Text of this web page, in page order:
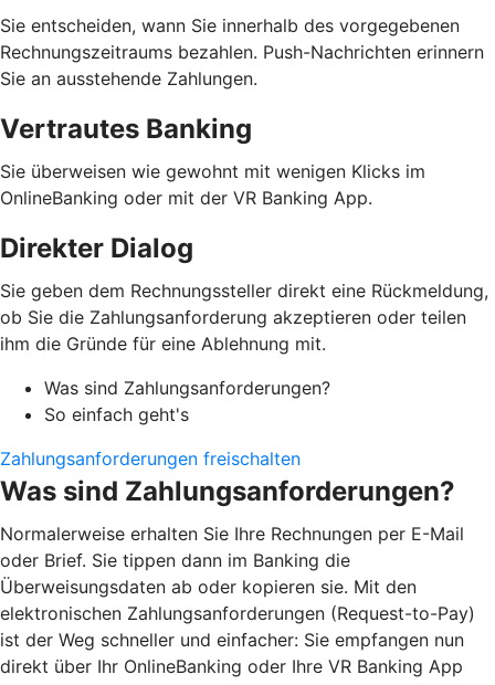
Sie entscheiden, wann Sie innerhalb des vorgegebenen
Rechnungszeitraums bezahlen. Push-Nachrichten erinnern
Sie an ausstehende Zahlungen.
Vertrautes Banking
Sie überweisen wie gewohnt mit wenigen Klicks im
OnlineBanking oder mit der VR Banking App.
Direkter Dialog
Sie geben dem Rechnungssteller direkt eine Rückmeldung,
ob Sie die Zahlungsanforderung akzeptieren oder teilen
ihm die Gründe für eine Ablehnung mit.
Was sind Zahlungsanforderungen?
So einfach geht's
Zahlungsanforderungen freischalten
Was sind Zahlungsanforderungen?
Normalerweise erhalten Sie Ihre Rechnungen per E-Mail
oder Brief. Sie tippen dann im Banking die
Überweisungsdaten ab oder kopieren sie. Mit den
elektronischen Zahlungsanforderungen (Request-to-Pay)
ist der Weg schneller und einfacher: Sie empfangen nun
direkt über Ihr OnlineBanking oder Ihre VR Banking App